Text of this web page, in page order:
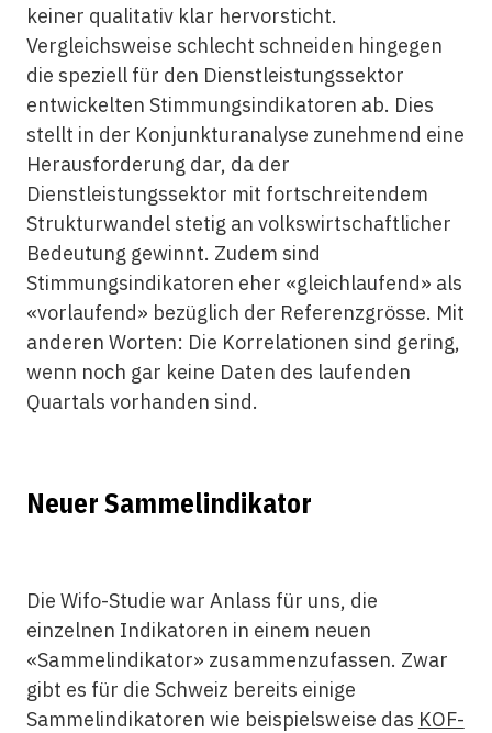
keiner qualitativ klar hervorsticht.
Vergleichsweise schlecht schneiden hingegen
die speziell für den Dienstleistungssektor
entwickelten Stimmungsindikatoren ab. Dies
stellt in der Konjunkturanalyse zunehmend eine
Herausforderung dar, da der
Dienstleistungssektor mit fortschreitendem
Strukturwandel stetig an volkswirtschaftlicher
Bedeutung gewinnt. Zudem sind
Stimmungsindikatoren eher «gleichlaufend» als
«vorlaufend» bezüglich der Referenzgrösse. Mit
anderen Worten: Die Korrelationen sind gering,
wenn noch gar keine Daten des laufenden
Quartals vorhanden sind.
Neuer Sammelindikator
Die Wifo-Studie war Anlass für uns, die
einzelnen Indikatoren in einem neuen
«Sammelindikator» zusammenzufassen. Zwar
gibt es für die Schweiz bereits einige
Sammelindikatoren wie beispielsweise das KOF-